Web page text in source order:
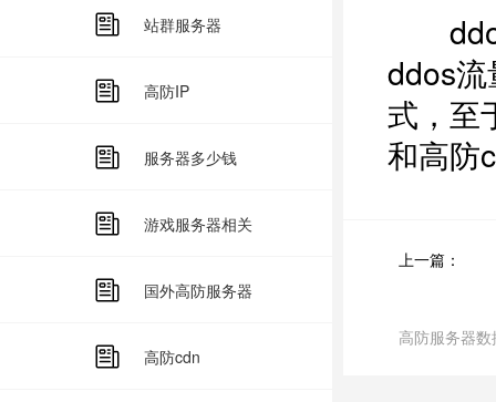
站群服务器
高防IP
服务器多少钱
游戏服务器相关
国外高防服务器
高防cdn
ddos
ddos
式，至
和高防
上一篇：
高防服务器